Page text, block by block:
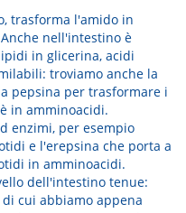
trasforma l'amido in
nell'intestino è
in glicerina, acidi
troviamo anche la
pepsina per trasformare i
in amminoacidi.
enzimi, per esempio
e l'erepsina che porta a
in amminoacidi.
dell'intestino tenue:
cui abbiamo appena